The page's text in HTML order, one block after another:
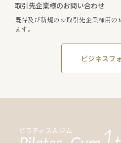
取引先企業様のお問い合わせ
既存及び新規のお取引先企業様用の
ます。
ビジネスフ